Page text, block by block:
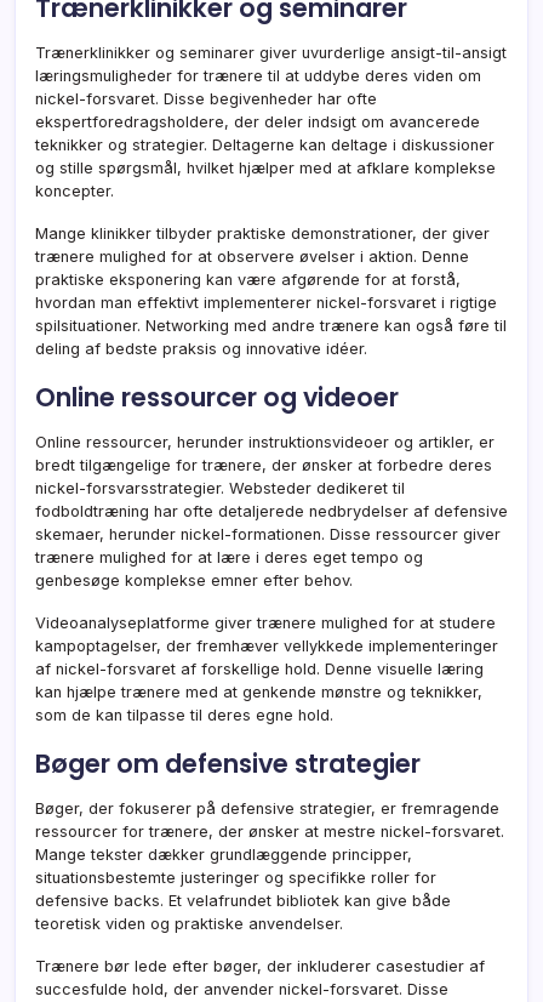
Trænerklinikker og seminarer
Trænerklinikker og seminarer giver uvurderlige ansigt-til-ansigt
læringsmuligheder for trænere til at uddybe deres viden om
nickel-forsvaret. Disse begivenheder har ofte
ekspertforedragsholdere, der deler indsigt om avancerede
teknikker og strategier. Deltagerne kan deltage i diskussioner
og stille spørgsmål, hvilket hjælper med at afklare komplekse
koncepter.
Mange klinikker tilbyder praktiske demonstrationer, der giver
trænere mulighed for at observere øvelser i aktion. Denne
praktiske eksponering kan være afgørende for at forstå,
hvordan man effektivt implementerer nickel-forsvaret i rigtige
spilsituationer. Networking med andre trænere kan også føre til
deling af bedste praksis og innovative idéer.
Online ressourcer og videoer
Online ressourcer, herunder instruktionsvideoer og artikler, er
bredt tilgængelige for trænere, der ønsker at forbedre deres
nickel-forsvarsstrategier. Websteder dedikeret til
fodboldtræning har ofte detaljerede nedbrydelser af defensive
skemaer, herunder nickel-formationen. Disse ressourcer giver
trænere mulighed for at lære i deres eget tempo og
genbesøge komplekse emner efter behov.
Videoanalyseplatforme giver trænere mulighed for at studere
kampoptagelser, der fremhæver vellykkede implementeringer
af nickel-forsvaret af forskellige hold. Denne visuelle læring
kan hjælpe trænere med at genkende mønstre og teknikker,
som de kan tilpasse til deres egne hold.
Bøger om defensive strategier
Bøger, der fokuserer på defensive strategier, er fremragende
ressourcer for trænere, der ønsker at mestre nickel-forsvaret.
Mange tekster dækker grundlæggende principper,
situationsbestemte justeringer og specifikke roller for
defensive backs. Et velafrundet bibliotek kan give både
teoretisk viden og praktiske anvendelser.
Trænere bør lede efter bøger, der inkluderer casestudier af
succesfulde hold, der anvender nickel-forsvaret. Disse